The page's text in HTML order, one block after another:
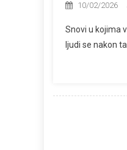
10/02/2026
Snovi u kojima
ljudi se nakon